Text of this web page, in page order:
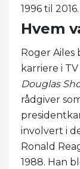
1996 til 2016.
Hvem
Roger Ailes
karriere i
Douglas
rådgiver
involvert i
Ronald
1988. Han